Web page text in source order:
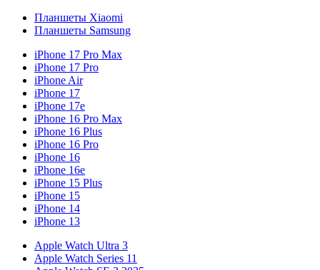
Планшеты Xiaomi
Планшеты Samsung
iPhone 17 Pro Max
iPhone 17 Pro
iPhone Air
iPhone 17
iPhone 17e
iPhone 16 Pro Max
iPhone 16 Plus
iPhone 16 Pro
iPhone 16
iPhone 16e
iPhone 15 Plus
iPhone 15
iPhone 14
iPhone 13
Apple Watch Ultra 3
Apple Watch Series 11